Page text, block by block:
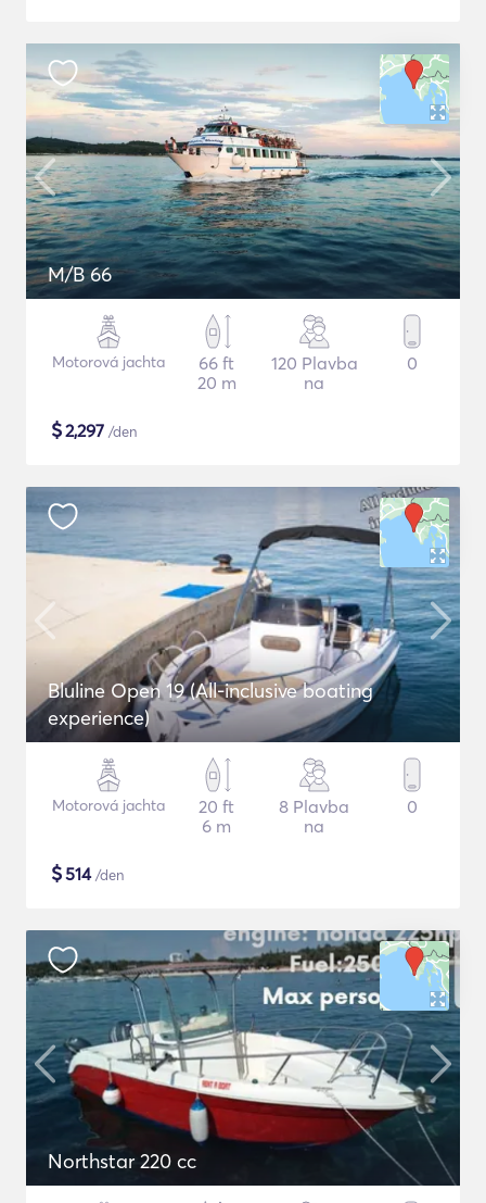
M/B 66
Motorová jachta
66 ft
20 m
120 Plavba
na
0
$2,297 /den
Bluline Open 19 (All-inclusive boating
experience)
Motorová jachta
20 ft
6 m
8 Plavba
na
0
$514/den
Northstar 220 cc